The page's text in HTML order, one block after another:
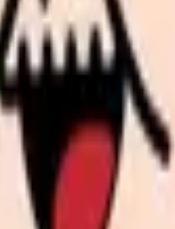
できます
応募できるLPを設計します